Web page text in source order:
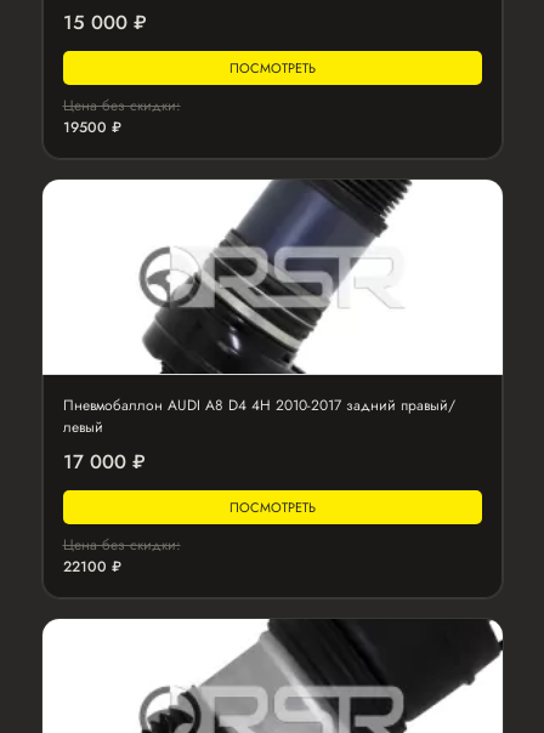
15 000 ₽
ПОСМОТРЕТЬ
Цена без скидки:
19500 ₽
Пневмобаллон AUDI A8 D4 4H 2010-2017 задний правый/
левый
17 000 ₽
ПОСМОТРЕТЬ
Цена без скидки:
22100 ₽